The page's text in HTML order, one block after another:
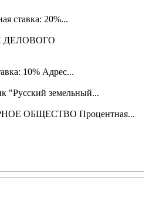
ставка: 20%...
ДЕЛОВОГО
10% Адрес...
"Русский земельный...
ОБЩЕСТВО Процентная...